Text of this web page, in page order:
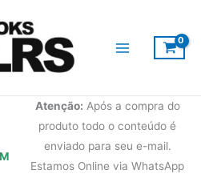
Atenção: Após a compra do
produto todo o conteúdo é
enviado para seu e-mail.
Estamos Online via WhatsApp